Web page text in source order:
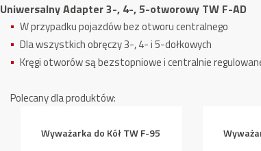
4-,
otworowy
TW
AD
Uniwersalny Adapter 3-, 4-, 5-otworowy TW F-AD
W przypadku pojazdów bez otworu centralnego
Dla wszystkich obręczy 3-, 4- i 5-dołkowych
Kręgi otworów są bezstopniowe i centralnie
Polecany dla produktów:
Wyważarka do Kół TW F-95